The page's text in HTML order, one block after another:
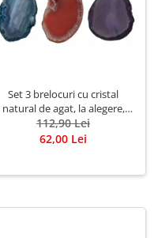
Set 3 brelocuri cu cristal
natural de agat, la alegere,
personalizate pentru zodii,
culori, chakre
112,90 Lei
62,00 Lei